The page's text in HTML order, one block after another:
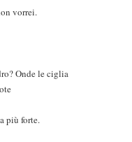
Onde le ciglia
più forte.